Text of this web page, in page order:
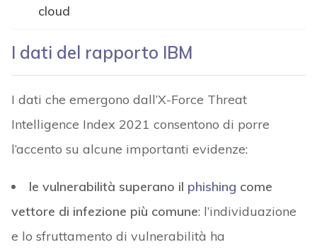
cloud
I dati del rapporto IBM
I dati che emergono dall’X-Force Threat
Intelligence Index 2021 consentono di porre
l’accento su alcune importanti evidenze:
le vulnerabilità superano il phishing come
vettore di infezione più comune: l’individuazione
e lo sfruttamento di vulnerabilità ha